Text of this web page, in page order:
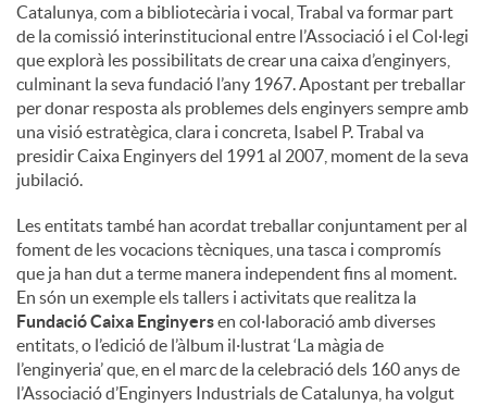
Catalunya, com a bibliotecària i vocal, Trabal va formar part
de la comissió interinstitucional entre l’Associació i el Col·legi
que explorà les possibilitats de crear una caixa d’enginyers,
culminant la seva fundació l’any 1967. Apostant per treballar
per donar resposta als problemes dels enginyers sempre amb
una visió estratègica, clara i concreta, Isabel P. Trabal va
presidir Caixa Enginyers del 1991 al 2007, moment de la seva
jubilació.
Les entitats també han acordat treballar conjuntament per al
foment de les vocacions tècniques, una tasca i compromís
que ja han dut a terme manera independent fins al moment.
En són un exemple els tallers i activitats que realitza la
Fundació Caixa Enginyersen col·laboració amb diverses
entitats, o l’edició de l’àlbum il·lustrat ‘La màgia de
l’enginyeria’ que, en el marc de la celebració dels 160 anys de
l’Associació d’Enginyers Industrials de Catalunya, ha volgut